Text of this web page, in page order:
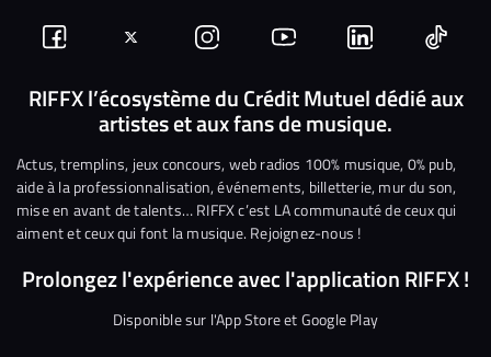
Suivez-
nous
Facebook
Suivez-
nous
sur
Twitter
Nous
rejoindre
sur
Instagram
Nous
rejoindre
sur
YouTube
Nous
rejoindre
sur
Linkedin
Nous
RIFFX l’écosystème du Crédit Mutuel dédié aux
artistes et aux fans de musique.
Actus, tremplins, jeux concours, web radios 100% musique, 0% pub,
aide à la professionnalisation, événements, billetterie, mur du son,
mise en avant de talents… RIFFX c’est LA communauté de ceux qui
aiment et ceux qui font la musique. Rejoignez-nous !
Prolongez l'expérience avec l'application RIFFX !
Disponible sur l'App Store et Google Play